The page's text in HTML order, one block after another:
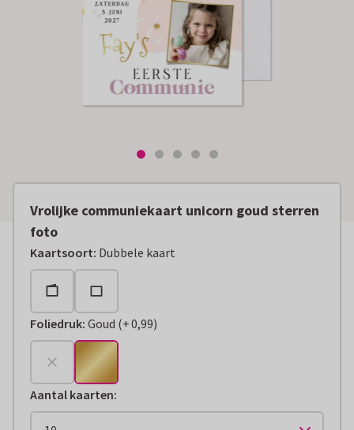
Vrolijke communiekaart unicorn goud sterren
foto
Kaartsoort: Dubbele kaart
Foliedruk: Goud (
+€ 0,99
+0,99)
Aantal kaarten: